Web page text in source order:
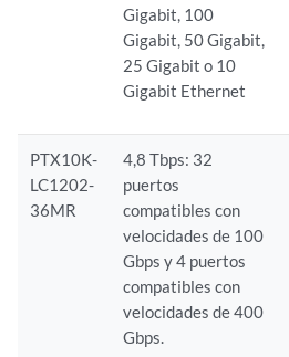
Gigabit, 100
Gigabit, 50 Gigabit,
25 Gigabit o 10
Gigabit Ethernet
PTX10K-
LC1202-
36MR
4,8 Tbps: 32
puertos
compatibles con
velocidades de 100
Gbps y 4 puertos
compatibles con
velocidades de 400
Gbps.